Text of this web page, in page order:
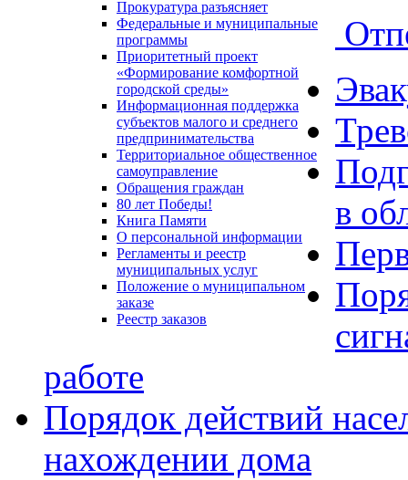
Прокуратура разъясняет
Федеральные и муниципальные
программы
Приоритетный проект
«Формирование комфортной
городской среды»
Информационная поддержка
субъектов малого и среднего
предпринимательства
Территориальное общественное
самоуправление
Обращения граждан
80 лет Победы!
Книга Памяти
О персональной информации
Регламенты и реестр
муниципальных услуг
Положение о муниципальном
заказе
Реестр заказов
в
работе
Порядок действий
нахождении дома